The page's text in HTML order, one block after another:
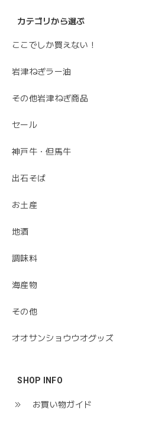
カテゴリから選ぶ
ここでしか買えない！
岩津ねぎラー油
その他岩津ねぎ商品
セール
神戸牛・但馬牛
出石そば
お土産
地酒
調味料
海産物
その他
オオサンショウウオグッズ
SHOP INFO
お買い物ガイド